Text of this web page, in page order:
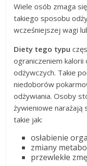
Wiele osób zmaga
takiego sposobu
wcześniejszej wagi
Diety tego typu
ograniczeniem kalorii
odżywczych. Takie
niedoborów
odżywiania. Osoby
żywieniowe
takie jak:
osłabienie
zmiany
przewlekłe